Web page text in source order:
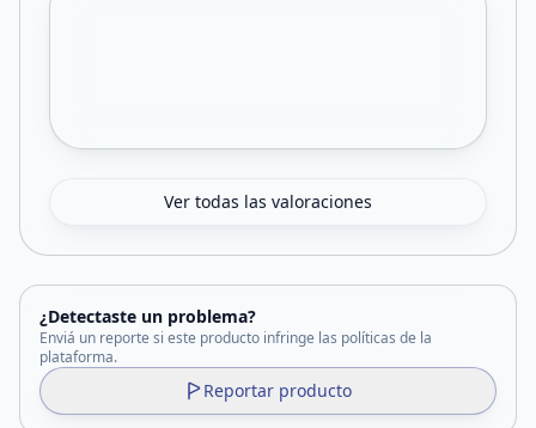
Ver todas las valoraciones
¿Detectaste un problema?
Enviá un reporte si este producto infringe las políticas de la
plataforma.
Reportar producto